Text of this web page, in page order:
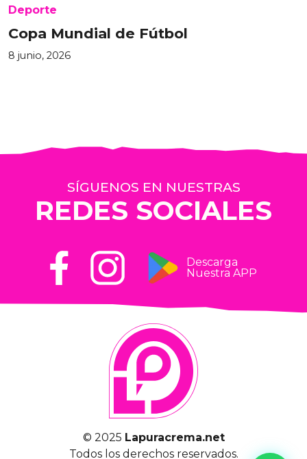
Deporte
Copa Mundial de Fútbol
8 junio, 2026
SÍGUENOS EN NUESTRAS
REDES SOCIALES
Descarga
Nuestra APP
© 2025 Lapuracrema.net
Todos los derechos reservados.